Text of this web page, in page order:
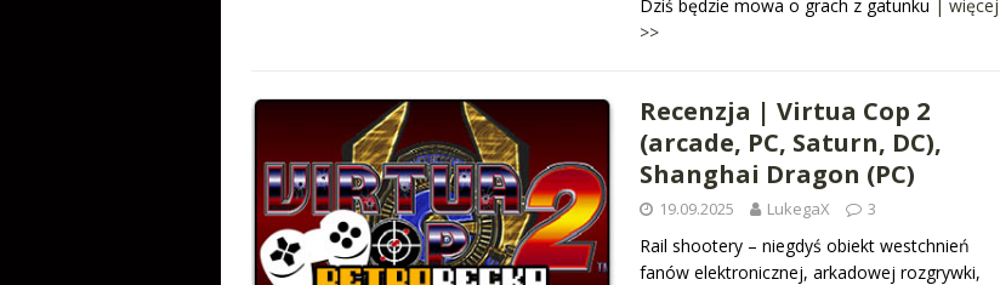
Dziś będzie mowa o grach z gatunku | więcej
>>
Recenzja | Virtua Cop 2
(arcade, PC, Saturn, DC),
Shanghai Dragon (PC)
19.09.2025 LukegaX 3
Rail shootery – niegdyś obiekt westchnień
fanów elektronicznej, arkadowej rozgrywki,